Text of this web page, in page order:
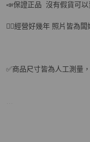
關於💎Han's house精
📣保證正品  沒有假貨可以
❤️‍🔥經營好幾年 照片皆為
✅商品尺寸皆為人工測量